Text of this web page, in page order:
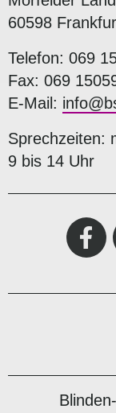
60598
Telefon: 069
Fax: 069
E-Mail:
Sprechzeiten:
9 bis 14 Uhr